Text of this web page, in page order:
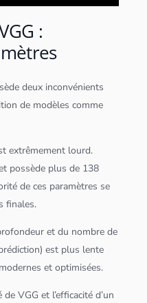
:
deux inconvénients
de modèles comme
extrêmement lourd.
possède plus de 138
de ces paramètres se
finales.
et du nombre de
est plus lente
et optimisées.
VGG et l’efficacité d’un